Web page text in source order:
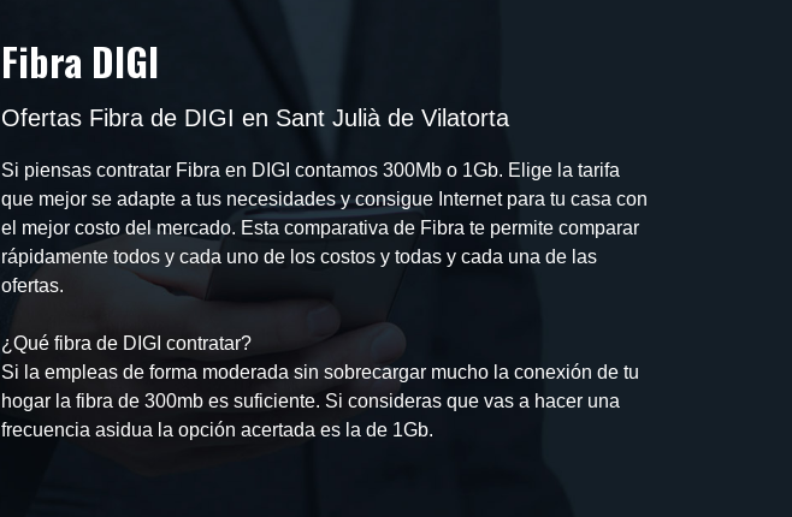
Fibra DIGI
Ofertas Fibra de DIGI en Sant Julià de Vilatorta
Si piensas contratar Fibra en DIGI contamos 300Mb o 1Gb. Elige la tarifa
que mejor se adapte a tus necesidades y consigue Internet para tu casa con
el mejor costo del mercado. Esta comparativa de Fibra te permite comparar
rápidamente todos y cada uno de los costos y todas y cada una de las
ofertas.
¿Qué fibra de DIGI contratar?
Si la empleas de forma moderada sin sobrecargar mucho la conexión de tu
hogar la fibra de 300mb es suficiente. Si consideras que vas a hacer una
frecuencia asidua la opción acertada es la de 1Gb.